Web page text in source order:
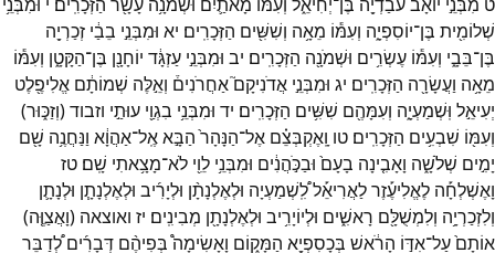
שְׁלוֹמִ֖ית בֶּן־יוֹסִפְיָ֑ה וְעִמּ֕וֹ מֵאָ֥ה וְשִׁשִּׁ֖ים הַזְּכָרִֽים׃ יא וּמִבְּנֵ֣י בֵבַ֔י זְכַרְיָ֖ה
בֶּן־בֵּבָ֑י וְעִמּ֕וֹ עֶשְׂרִ֥ים וּשְׁמֹנָ֖ה הַזְּכָרִֽים׃ יב וּמִבְּנֵ֣י עַזְגָּ֔ד יוֹחָנָ֖ן בֶּן־הַקָּטָ֑ן וְעִמּ֕וֹ
מֵאָ֥ה וַעֲשָׂרָ֖ה הַזְּכָרִֽים׃ יג וּמִבְּנֵ֣י אֲדֹנִיקָם֮אַחֲרֹנִים֒ וְאֵ֣לֶּה שְׁמוֹתָ֔ם אֱלִיפֶ֖לֶט
יְעִיאֵ֣ל וּֽשְׁמַעְיָ֑ה וְעִמָּהֶ֖ם שִׁשִּׁ֥ים הַזְּכָרִֽים׃ יד וּמִבְּנֵ֥י בִגְוַ֖י עוּתַ֣י וזבוד(וְזַכּ֑וּר)
וְעִמּ֖וֹ שִׁבְעִ֥ים הַזְּכָרִֽים׃ טו וָֽאֶקְבְּצֵ֗ם אֶל־הַנָּהָר֙ הַבָּ֣אאֶֽל־אַהֲוָ֔א וַנַּחֲנֶ֥ה שָׁ֖ם
יָמִ֣ים שְׁלֹשָׁ֑ה וָאָבִ֤ינָה בָעָם֙ וּבַכֹּ֣הֲנִ֔ים וּמִבְּנֵ֥י לֵוִ֖י לֹא־מָצָ֥אתִי שָֽׁם׃ טז
וָאֶשְׁלְחָ֡ה לֶאֱלִיעֶ֡זֶרלַאֲרִיאֵ֡ללִֽ֠שְׁמַעְיָה וּלְאֶלְנָתָ֨ן וּלְיָרִ֜יב וּלְאֶלְנָתָ֧ן וּלְנָתָ֛ן
וְלִזְכַרְיָ֥ה וְלִמְשֻׁלָּ֖ם רָאשִׁ֑ים וּלְיוֹיָרִ֥יב וּלְאֶלְנָתָ֖ן מְבִינִֽים׃ יז ואוצאה (וָאֲצַוֶּ֤ה)
אוֹתָם֙עַל־אִדּ֣וֹ הָרֹ֔אשׁ בְּכָסִפְיָ֖א הַמָּק֑וֹם וָאָשִׂימָה֩ בְּפִיהֶ֨ם דְּבָרִ֜ים לְ֠דַבֵּר